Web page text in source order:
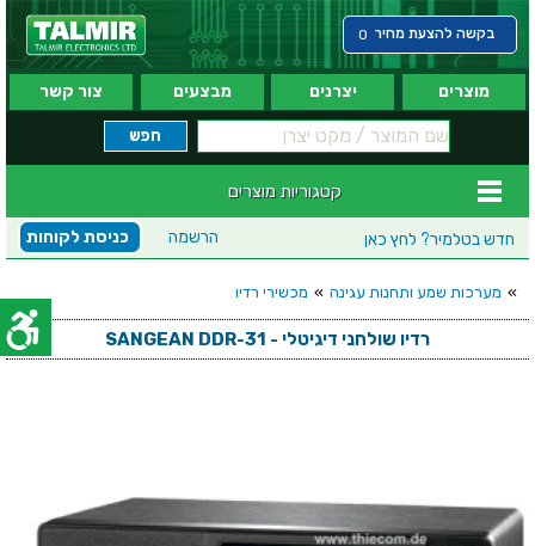
בקשה להצעת מחיר 0
מוצרים יצרנים מבצעים צור קשר
קטגוריות מוצרים
חדש בטלמיר? לחץ כאן כניסת לקוחות הרשמה
» מערכות שמע ותחנות עגינה » מכשירי רדיו
רדיו שולחני דיגיטלי - SANGEAN DDR-31